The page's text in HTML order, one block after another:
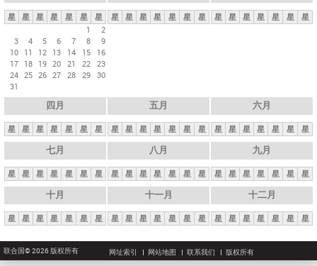
星 星 星 星 星 星
星
1
2
3
4 5 6 7 8
9
10 11 12 13 14 15
16
17 18 19 20 21 22 23
24 25 26 27 28 29 30
31
星 星 星 星 星 星 星 星 星 星 星 星 星 星
四月
星 星 星 星 星 星 星
五月
星 星 星 星 星 星 星
六月
星 星 星 星 星 星 星
七月
星 星 星 星 星 星 星
八月
星 星 星 星 星 星 星
九月
星 星 星 星 星 星 星
十月
星 星 星 星 星 星 星
十一月
星 星 星 星 星 星 星
十二月
星 星 星 星 星 星 星
联合国© 2026 版权所有 网址索引 网站地图 联系我们 版权所有